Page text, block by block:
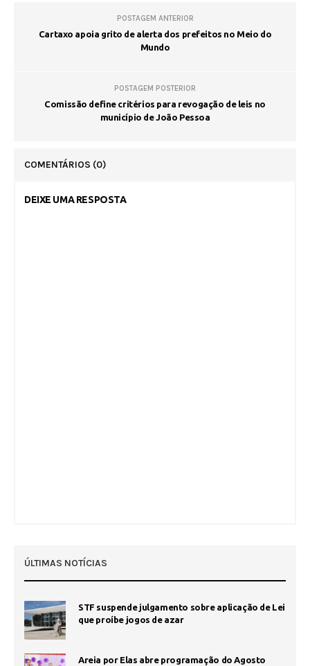
POSTAGEM ANTERIOR
Cartaxo apoia grito de alerta dos prefeitos no Meio do
Mundo
POSTAGEM POSTERIOR
Comissão define critérios para revogação de leis no
município de João Pessoa
COMENTÁRIOS (0)
DEIXE UMA RESPOSTA
ÚLTIMAS NOTÍCIAS
STF suspende julgamento sobre aplicação de Lei
que proíbe jogos de azar
Areia por Elas abre programação do Agosto